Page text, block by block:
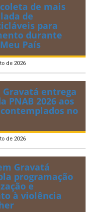
de mais
de
para
durante
País
de 2026
entrega
PNAB 2026 aos
no
de 2026
Gravatá
programação
e
à violência